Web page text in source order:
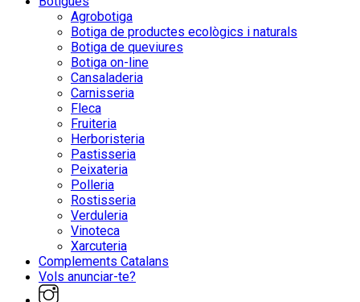
Agrobotiga
Botiga de productes ecològics i naturals
Botiga de queviures
Botiga on-line
Cansaladeria
Carnisseria
Fleca
Fruiteria
Herboristeria
Pastisseria
Peixateria
Polleria
Rostisseria
Verduleria
Vinoteca
Xarcuteria
Complements Catalans
Vols anunciar-te?